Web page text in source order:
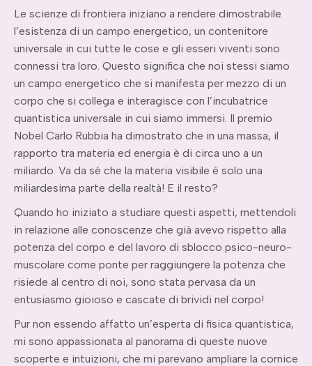
Le scienze di frontiera iniziano a rendere dimostrabile
l’esistenza di un campo energetico, un contenitore
universale in cui tutte le cose e gli esseri viventi sono
connessi tra loro. Questo significa che noi stessi siamo
un campo energetico che si manifesta per mezzo di un
corpo che si collega e interagisce con l’incubatrice
quantistica universale in cui siamo immersi. Il premio
Nobel Carlo Rubbia ha dimostrato che in una massa, il
rapporto tra materia ed energia è di circa uno a un
miliardo. Va da sé che la materia visibile è solo una
miliardesima parte della realtà! E il resto?
Quando ho iniziato a studiare questi aspetti, mettendoli
in relazione alle conoscenze che già avevo rispetto alla
potenza del corpo e del lavoro di sblocco psico-neuro-
muscolare come ponte per raggiungere la potenza che
risiede al centro di noi, sono stata pervasa da un
entusiasmo gioioso e cascate di brividi nel corpo!
Pur non essendo affatto un’esperta di fisica quantistica,
mi sono appassionata al panorama di queste nuove
scoperte e intuizioni, che mi parevano ampliare la cornice